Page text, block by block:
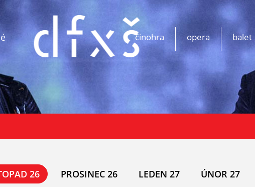
balet
opera
činohra
26 PROSINEC 26 LEDEN 27 ÚNOR 27